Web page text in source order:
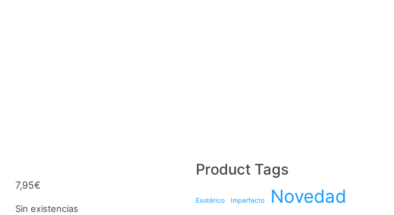
7,95€
Sin existencias
Product Tags
Esotérico Imperfecto Novedad